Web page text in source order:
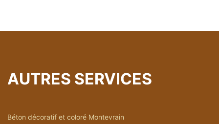
AUTRES SERVICES
Béton décoratif et coloré Montevrain